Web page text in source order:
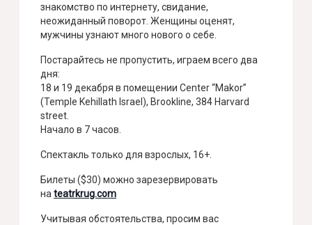
знакомство по интернету, свидание,
неожиданный поворот. Женщины оценят,
мужчины узнают много нового о себе.
Постарайтесь не пропустить, играем всего два
дня:
18 и 19 декабря в помещении Center “Makor”
(Temple Kehillath Israel), Brookline, 384 Harvard
street.
Начало в 7 часов.
Спектакль только для взрослых, 16+.
Билеты ($30) можно зарезервировать
наteatrkrug.com
Учитывая обстоятельства, просим вас